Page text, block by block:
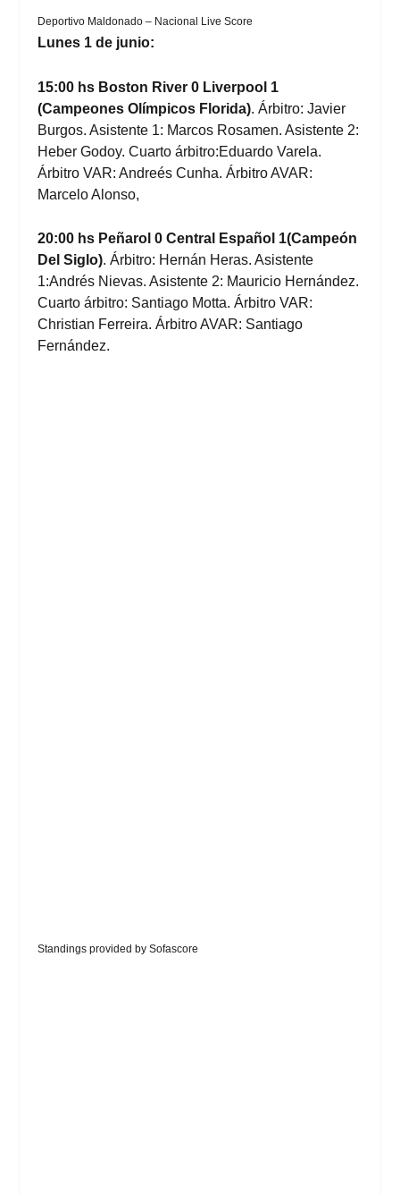
Deportivo Maldonado – Nacional Live Score
Lunes 1 de junio:
15:00 hs Boston River 0 Liverpool 1
(Campeones Olímpicos Florida). Árbitro: Javier
Burgos. Asistente 1: Marcos Rosamen. Asistente 2:
Heber Godoy. Cuarto árbitro:Eduardo Varela.
Árbitro VAR: Andreés Cunha. Árbitro AVAR:
Marcelo Alonso,
20:00 hs Peñarol 0 Central Español 1(Campeón
Del Siglo). Árbitro: Hernán Heras. Asistente
1:Andrés Nievas. Asistente 2: Mauricio Hernández.
Cuarto árbitro: Santiago Motta. Árbitro VAR:
Christian Ferreira. Árbitro AVAR: Santiago
Fernández.
Standings provided bySofascore